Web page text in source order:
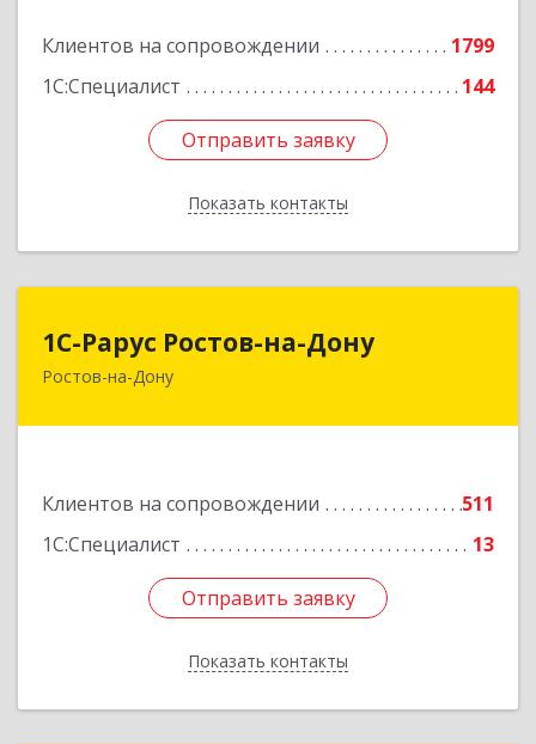
Клиентов на сопровождении
1799
1С:Специалист
144
Отправить заявку
Показать контакты
Отправить заявку
Назад
1С-Рарус Ростов-на-Дону
Ростов-на-Дону
Клиентов на сопровождении
511
1С:Специалист
13
Отправить заявку
Показать контакты
344002, Ростовская обл, г.о. город Ростов-на-
Подробнее
Отправить заявку
Назад